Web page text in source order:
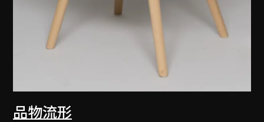
品物流形